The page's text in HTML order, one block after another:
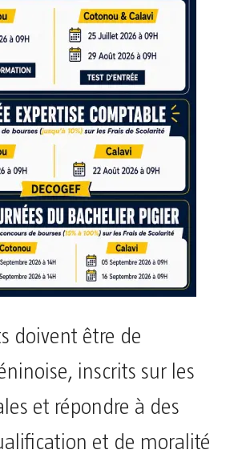
doivent être de
inscrits sur les
et répondre à des
et de moralité